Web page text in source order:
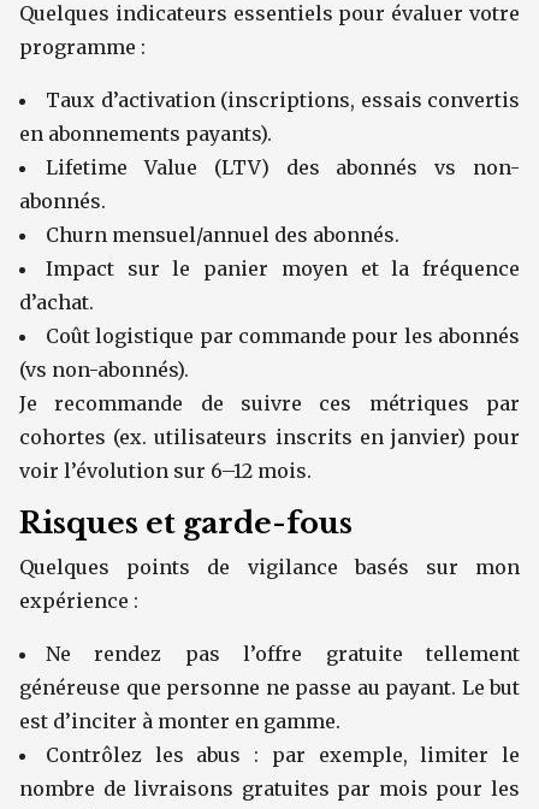
Quelques indicateurs essentiels pour évaluer votre
programme :
Taux d’activation (inscriptions, essais convertis
en abonnements payants).
Lifetime Value (LTV) des abonnés vs non-
abonnés.
Churn mensuel/annuel des abonnés.
Impact sur le panier moyen et la fréquence
d’achat.
Coût logistique par commande pour les abonnés
(vs non-abonnés).
Je recommande de suivre ces métriques par
cohortes (ex. utilisateurs inscrits en janvier) pour
voir l’évolution sur 6–12 mois.
Risques et garde-fous
Quelques points de vigilance basés sur mon
expérience :
Ne rendez pas l’offre gratuite tellement
généreuse que personne ne passe au payant. Le but
est d’inciter à monter en gamme.
Contrôlez les abus : par exemple, limiter le
nombre de livraisons gratuites par mois pour les